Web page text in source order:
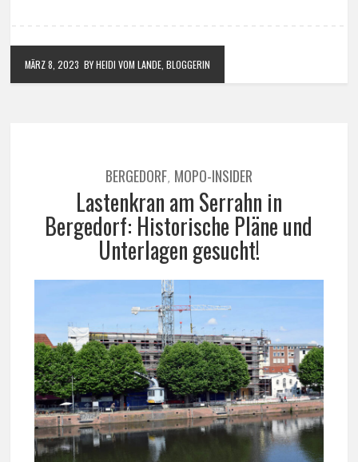
MÄRZ 8, 2023 BY HEIDI VOM LANDE, BLOGGERIN
BERGEDORF, MOPO-INSIDER
Lastenkran am Serrahn in
Bergedorf: Historische Pläne und
Unterlagen gesucht!